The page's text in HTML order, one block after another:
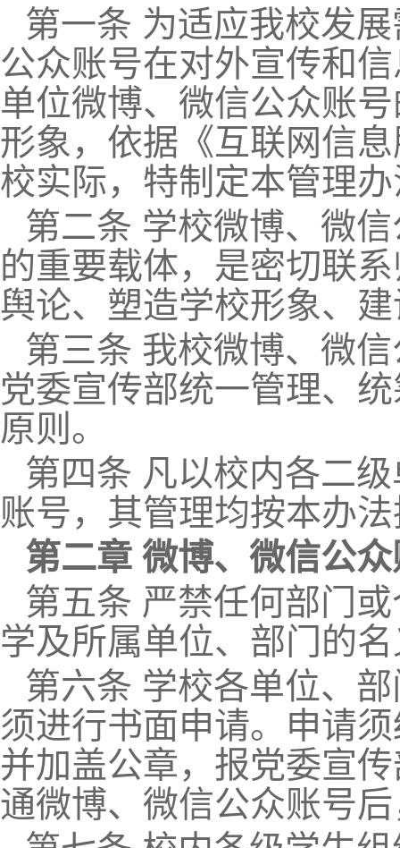
第一条 为适应我校发
公众账号在对外宣传和
单位微博、微信公众账
形象，依据《互联网信
校实际，特制定本管理
第二条 学校微博、微
的重要载体，是密切联
舆论、塑造学校形象、
第三条 我校微博、微
党委宣传部统一管理、
原则。
第四条 凡以校内各二
账号，其管理均按本办
第二章 微博、微信公
第五条 严禁任何部门
学及所属单位、部门的
第六条 学校各单位、
须进行书面申请。申请
并加盖公章，报党委宣
通微博、微信公众账号